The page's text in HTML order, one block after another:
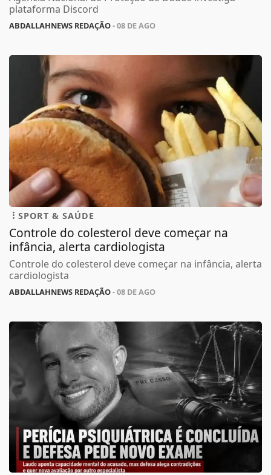
plataforma Discord
ABDALLAHNEWS REDAÇÃO- 08 DE AGO
SPORT & SAÚDE
Controle do colesterol deve começar na
infância, alerta cardiologista
Controle do colesterol deve começar na infância, alerta
cardiologista
ABDALLAHNEWS REDAÇÃO- 08 DE AGO